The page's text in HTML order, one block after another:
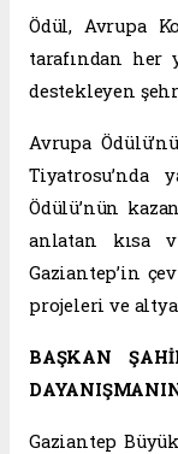
Ödül, Avrupa
tarafından
destekleyen
Avrupa
Tiyatrosu’nda
Ödülü’nün
anlatan kısa
Gaziantep’in
projeleri ve
BAŞKAN
Gaziantep